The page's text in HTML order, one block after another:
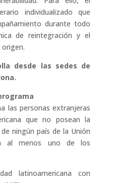
individualizado que
durante todo
de reintegración y el
desde las sedes de
las personas extranjeras
que no posean la
ningún país de la Unión
al menos uno de los
latinoamericana con